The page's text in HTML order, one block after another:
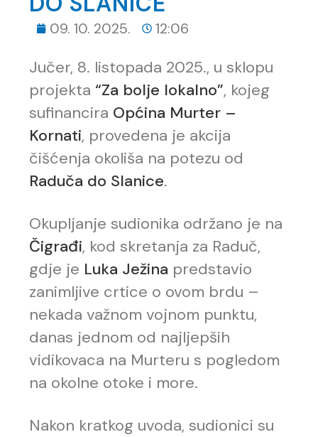
09. 10. 2025. 12:06
Jučer, 8. listopada 2025., u sklopu
projekta“Za bolje lokalno”, kojeg
sufinancira Općina Murter –
Kornati, provedena je akcija
čišćenja okoliša na potezu od
Raduča do Slanice.
Okupljanje sudionika održano je na
Čigrađi, kod skretanja za Raduč,
gdje je Luka Ježina predstavio
zanimljive crtice o ovom brdu –
nekada važnom vojnom punktu,
danas jednom od najljepših
vidikovaca na Murteru s pogledom
na okolne otoke i more.
Nakon kratkog uvoda, sudionici su